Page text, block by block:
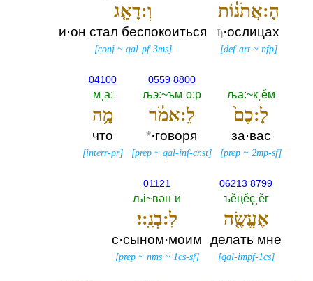
הָ:אֲתֹנ֔וֹת
ђ·ослицах
[def-art~ nfp]
וְ:דָאַ֤ג
и·он стал беспокоиться
[conj~ qal-pf-3ms]
ља:~кˌěм
לָ:כֶם֙
за·вас
[prep ~2mp-sf]
0559 8800
љэ:~ъмˈо:р
לֵ:אמֹ֔ר
*·говоря
[prep ~qal-inf-cnst]
04100
мˌа:‎
מָ֥ה
что
[interr-pr]
06213 8799
ъěңěçˌěғ
אֶעֱשֶׂ֖ה
делать мне
[qal-impf-1cs]
01121
љi~вәнˈи
לִ:בְנִֽ:י׃
с·сыном·моим
[prep~ nms~ 1cs-sf]